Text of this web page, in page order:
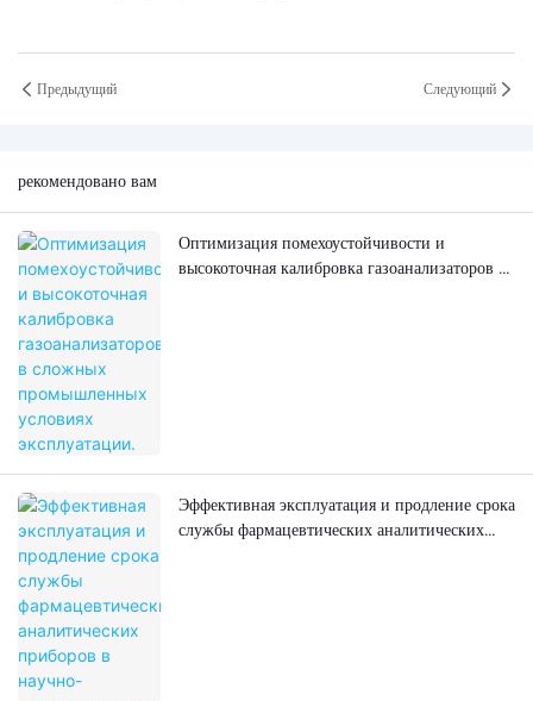
Предыдущий Следующий
рекомендовано вам
Оптимизация помехоустойчивости и
высокоточная калибровка газоанализаторов в
Эффективная эксплуатация и продление срока
службы фармацевтических аналитических